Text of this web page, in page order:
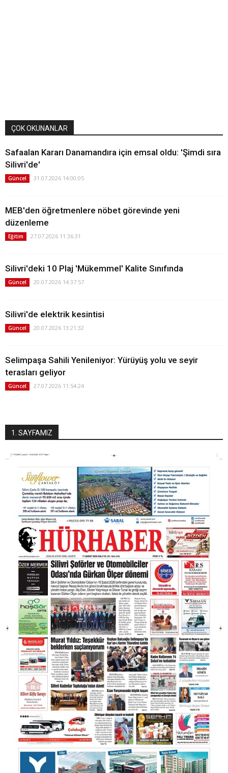
ÇOK OKUNANLAR
Safaalan Kararı Danamandıra için emsal oldu: 'Şimdi sıra
Silivri'de'
Güncel 31.07.2026 14:00:05
MEB'den öğretmenlere nöbet görevinde yeni
düzenleme
Eğitim 27.07.2026 11:36:31
Silivri'deki 10 Plaj 'Mükemmel' Kalite Sınıfında
Güncel 20.07.2026 14:37:57
Silivri'de elektrik kesintisi
Güncel 20.07.2026 13:21:32
Selimpaşa Sahili Yenileniyor: Yürüyüş yolu ve seyir
terasları geliyor
Güncel 27.07.2026 11:54:24
1. SAYFAMIZ